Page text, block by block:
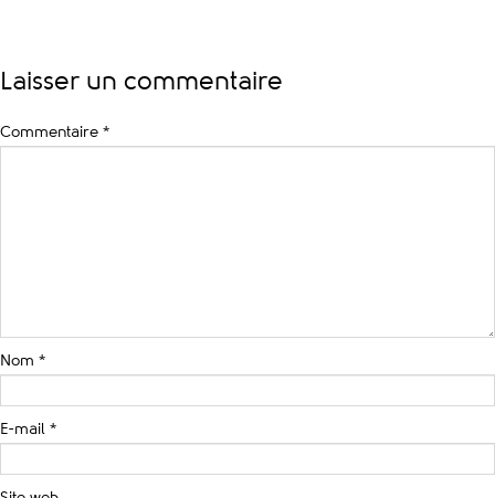
Laisser un commentaire
Commentaire *
Nom *
E-mail *